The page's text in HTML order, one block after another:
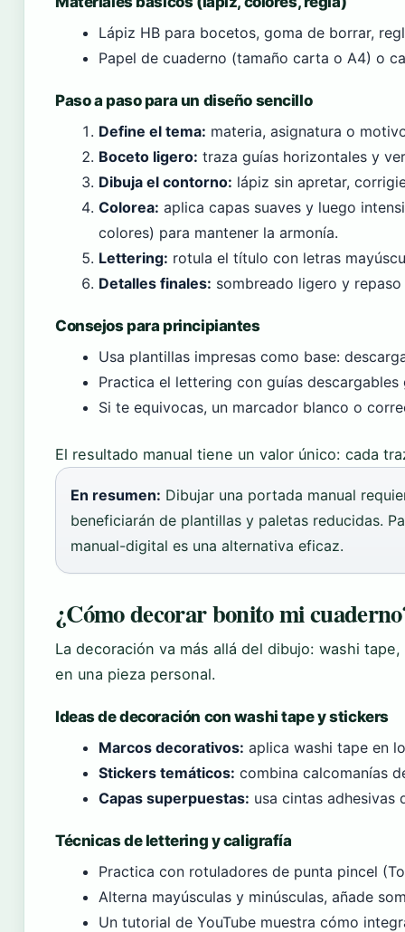
Lápiz HB para bocetos, goma de borrar,
Papel de cuaderno (tamaño carta o A4) o
Paso a paso para un diseño sencillo
Define el tema: materia, asignatura o
Boceto ligero: traza guías horizontales y
Dibuja el contorno: lápiz sin apretar,
Colorea: aplica capas suaves y luego
colores) para mantener la armonía.
Lettering: rotula el título con letras
Detalles finales: sombreado ligero y
Consejos para principiantes
Usa plantillas impresas como base:
Practica el lettering con guías descargables
Si te equivocas, un marcador blanco o
El resultado manual tiene un valor único: cada
En resumen: Dibujar una portada manual
beneficiarán de plantillas y paletas reducidas.
manual-digital es una alternativa eficaz.
¿Cómo decorar bonito mi
La decoración va más allá del dibujo: washi
en una pieza personal.
Ideas de decoración con washi tape y stickers
Marcos decorativos: aplica washi tape en
Stickers temáticos: combina calcomanías
Capas superpuestas: usa cintas
Técnicas de lettering y caligrafía
Practica con rotuladores de punta pincel
Alterna mayúsculas y minúsculas, añade
Un tutorial de YouTube muestra cómo